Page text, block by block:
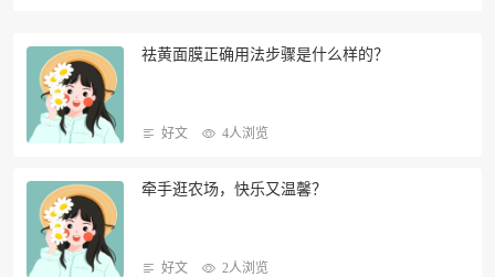
祛黄面膜正确用法步骤是什么样的？
好文 4人浏览
牵手逛农场，快乐又温馨？
好文 2人浏览